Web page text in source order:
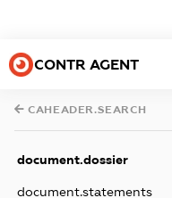
CONTR AGENT
CAHEADER.SEARCH
document.dossier
document.statements